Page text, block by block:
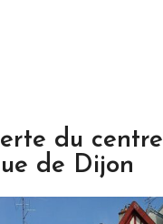
du centre
de Dijon